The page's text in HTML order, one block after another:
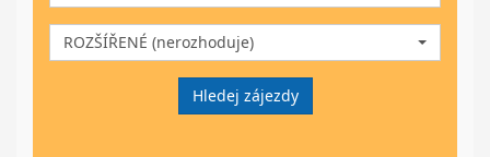
ROZŠÍŘENÉ (nerozhoduje)
Hledej zájezdy